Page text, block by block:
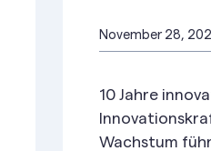
November 28,
10 Jahre
Wachstum